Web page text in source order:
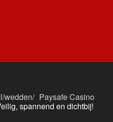
wedden/ Paysafe Casino
spannend en dichtbij!